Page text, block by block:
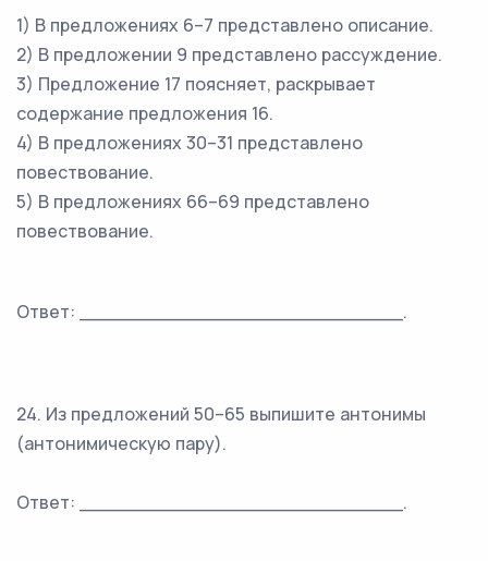
1) В предложениях 6–7 представлено описание.
2) В предложении 9 представлено рассуждение.
3) Предложение 17 поясняет, раскрывает
содержание предложения 16.
4) В предложениях 30–31 представлено
повествование.
5) В предложениях 66–69 представлено
повествование.
Ответ: ___________________________.
24. Из предложений 50–65 выпишите антонимы
(антонимическую пару).
Ответ: ___________________________.